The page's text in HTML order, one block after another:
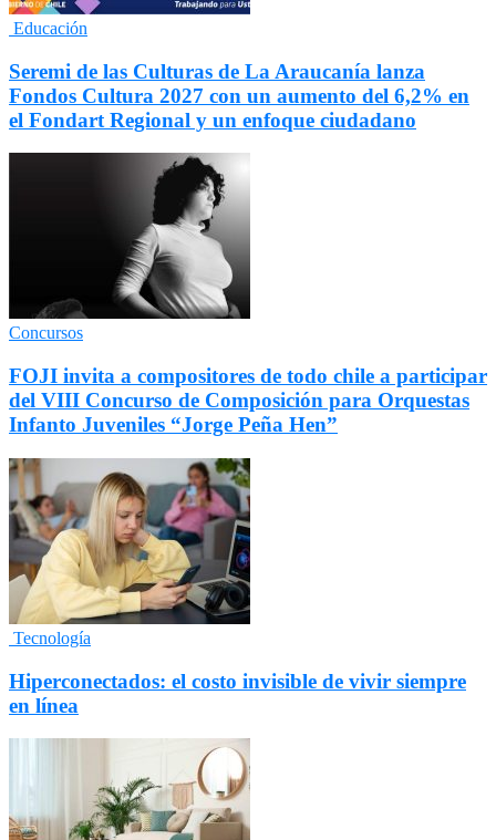
Educación
Seremi de las Culturas de La Araucanía lanza
Fondos Cultura 2027 con un aumento del 6,2% en
el Fondart Regional y un enfoque ciudadano
Concursos
FOJI invita a compositores de todo chile a participar
del VIII Concurso de Composición para Orquestas
Infanto Juveniles “Jorge Peña Hen”
Tecnología
Hiperconectados: el costo invisible de vivir siempre
en línea